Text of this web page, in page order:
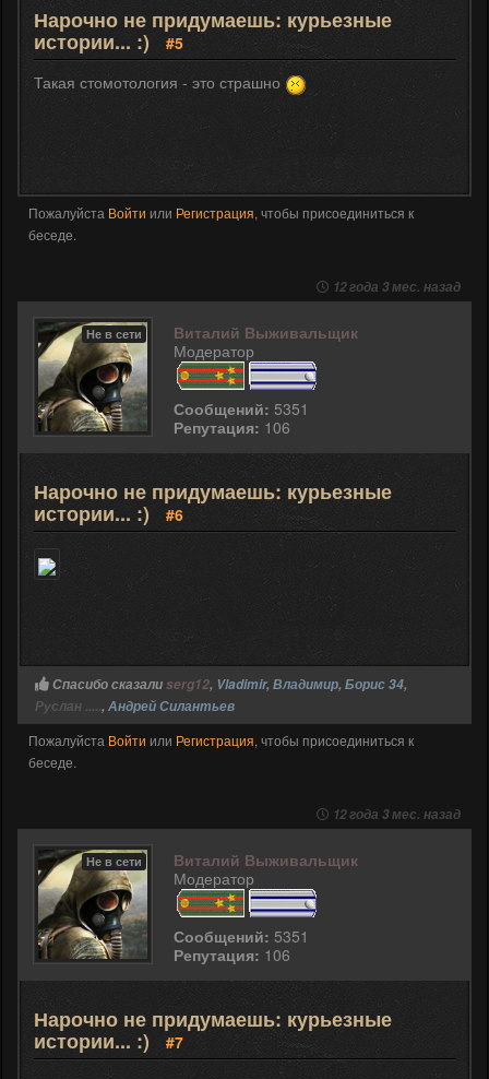
Нарочно не придумаешь: курьезные
истории... :)
#5
Такая стомотология - это страшно
Пожалуйста Войти или Регистрация, чтобы присоединиться к
беседе.
12 года 3 мес. назад
Не в сети
Виталий Выживальщик
Модератор
Сообщений: 5351
Репутация: 106
Нарочно не придумаешь: курьезные
истории... :) #6
Спасибо сказалиserg12, Vladimir, Владимир, Борис 34,
Руслан ....., Андрей Силантьев
Пожалуйста Войти или Регистрация, чтобы присоединиться к
беседе.
12 года 3 мес. назад
Не в сети
Виталий Выживальщик
Модератор
Сообщений: 5351
Репутация: 106
Нарочно не придумаешь: курьезные
истории... :) #7